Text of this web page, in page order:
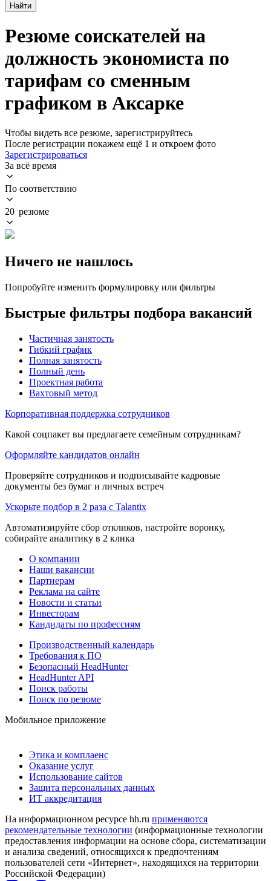
Найти
Резюме соискателей на
должность экономиста по
тарифам со сменным
графиком в Аксарке
Чтобы видеть все резюме, зарегистрируйтесь
После регистрации покажем ещё 1 и откроем фото
Зарегистрироваться
За всё время
По соответствию
20 резюме
Ничего не нашлось
Попробуйте изменить формулировку или фильтры
Быстрые фильтры подбора вакансий
Частичная занятость
Гибкий график
Полная занятость
Полный день
Проектная работа
Вахтовый метод
Корпоративная поддержка сотрудников
Какой соцпакет вы предлагаете семейным сотрудникам?
Оформляйте кандидатов онлайн
Проверяйте сотрудников и подписывайте кадровые
документы без бумаг и личных встреч
Ускорьте подбор в 2 раза с Talantix
Автоматизируйте сбор откликов, настройте воронку,
собирайте аналитику в 2 клика
О компании
Наши вакансии
Партнерам
Реклама на сайте
Новости и статьи
Инвесторам
Кандидаты по профессиям
Производственный календарь
Требования к ПО
Безопасный HeadHunter
HeadHunter API
Поиск работы
Поиск по резюме
Мобильное приложение
Этика и комплаенс
Оказание услуг
Использование сайтов
Защита персональных данных
ИТ аккредитация
На информационном ресурсе hh.ru применяются
рекомендательные технологии (информационные технологии
предоставления информации на основе сбора, систематизации
и анализа сведений, относящихся к предпочтениям
пользователей сети «Интернет», находящихся на территории
Российской Федерации)